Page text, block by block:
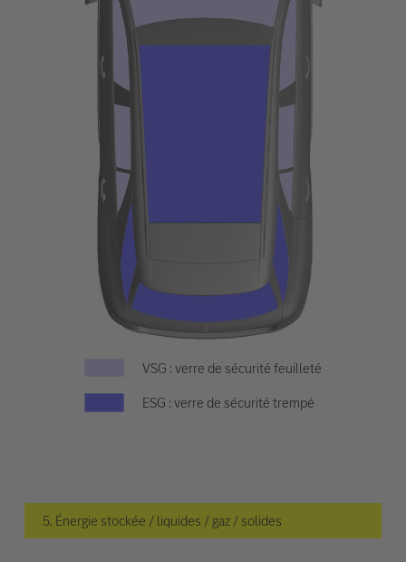
VSG : verre de sécurité feuilleté
ESG : verre de sécurité trempé
5. Énergie stockée / liquides / gaz / solides